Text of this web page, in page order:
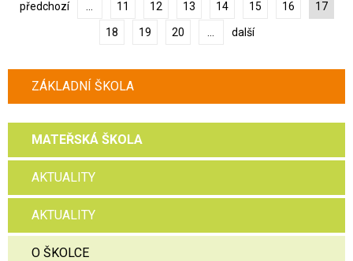
předchozí 11 12 13 14 15 16 17
18 19 20 další
ZÁKLADNÍ ŠKOLA
MATEŘSKÁ ŠKOLA
AKTUALITY
AKTUALITY
O ŠKOLCE